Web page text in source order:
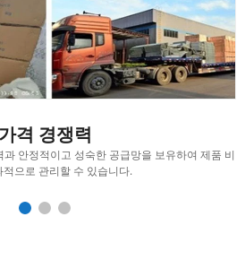
가격 경쟁력
안정적이고 성숙한 공급망을 보유하여 제품 비
적으로 관리할 수 있습니다.